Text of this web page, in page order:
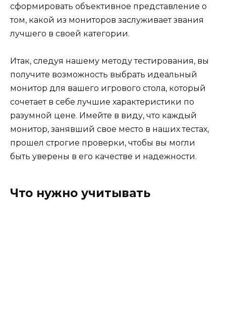
сформировать объективное представление о
том, какой из мониторов заслуживает звания
лучшего в своей категории.
Итак, следуя нашему методу тестирования, вы
получите возможность выбрать идеальный
монитор для вашего игрового стола, который
сочетает в себе лучшие характеристики по
разумной цене. Имейте в виду, что каждый
монитор, занявший свое место в наших тестах,
прошел строгие проверки, чтобы вы могли
быть уверены в его качестве и надежности.
Что нужно учитывать